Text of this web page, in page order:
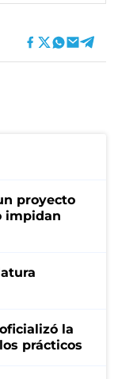
proyecto
impidan
la
prácticos